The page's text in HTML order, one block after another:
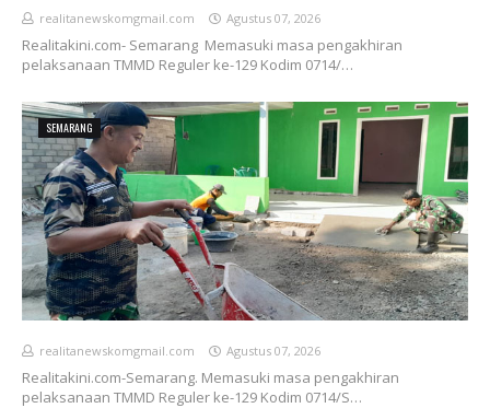
realitanewskomgmail.com Agustus 07, 2026
Realitakini.com- Semarang Memasuki masa pengakhiran
pelaksanaan TMMD Reguler ke-129 Kodim 0714/…
SEMARANG
realitanewskomgmail.com Agustus 07, 2026
Realitakini.com-Semarang. Memasuki masa pengakhiran
pelaksanaan TMMD Reguler ke-129 Kodim 0714/S…